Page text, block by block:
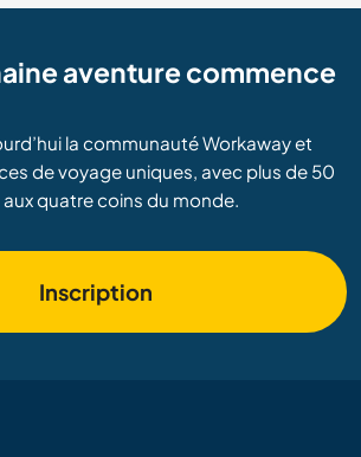
aventure commence
la communauté Workaway et
de voyage uniques, avec plus de 50
quatre coins du monde.
Inscription